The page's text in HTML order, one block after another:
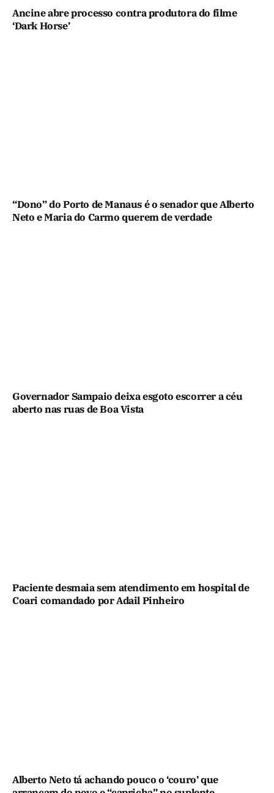
Ancine abre processo contra produtora do filme
‘Dark Horse’
“Dono” do Porto de Manaus é o senador que Alberto
Neto e Maria do Carmo querem de verdade
Governador Sampaio deixa esgoto escorrer a céu
aberto nas ruas de Boa Vista
Paciente desmaia sem atendimento em hospital de
Coari comandado por Adail Pinheiro
Alberto Neto tá achando pouco o ‘couro’ que